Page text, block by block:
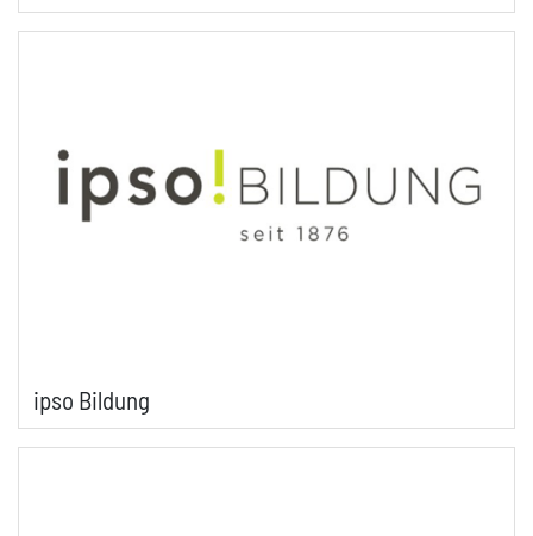
ipso Bildung